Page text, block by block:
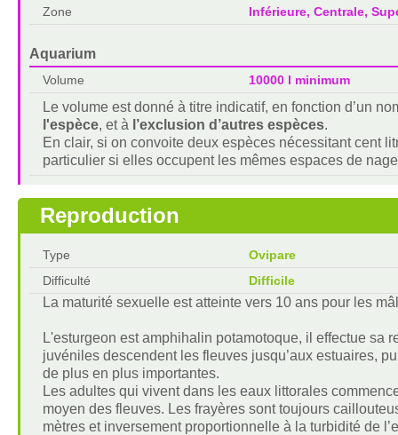
Zone Inférieure, Centrale,
Aquarium
Volume 10000 l minimum
Le volume est donné à titre indicatif, en fonction d’un
l'espèce, et à l’exclusion d’autres espèces.
En clair, si on convoite deux espèces nécessitant cent
particulier si elles occupent les mêmes espaces de
Reproduction
Type
Ovipare
Difficulté
Difficile
La maturité sexuelle est atteinte vers 10 ans pour les
L'esturgeon est amphihalin potamotoque, il effectue sa
juvéniles descendent les fleuves jusqu’aux estuaires,
de plus en plus importantes.
Les adultes qui vivent dans les eaux littorales
moyen des fleuves. Les frayères sont toujours
mètres et inversement proportionnelle à la turbidité de